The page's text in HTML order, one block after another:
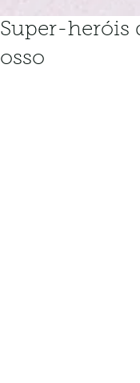
Super-heróis
osso